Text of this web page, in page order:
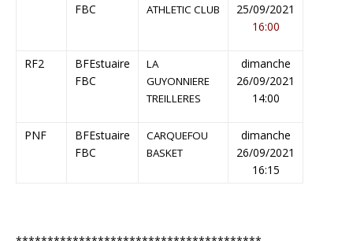
FBC
ATHLETIC CLUB
25/09/2021
16:00
RF2
BFEstuaire
FBC
LA
GUYONNIERE
TREILLERES
dimanche
26/09/2021
14:00
PNF
BFEstuaire
FBC
CARQUEFOU
BASKET
dimanche
26/09/2021
16:15